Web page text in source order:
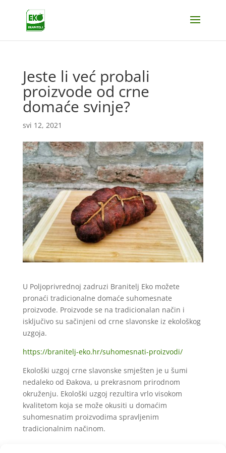
Jeste li već probali
proizvode od crne
domaće svinje?
svi 12, 2021
U Poljoprivrednoj zadruzi Branitelj Eko možete
pronaći tradicionalne domaće suhomesnate
proizvode. Proizvode se na tradicionalan način i
isključivo su sačinjeni od crne slavonske iz ekološkog
uzgoja.
https://branitelj-eko.hr/suhomesnati-proizvodi/
Ekološki uzgoj crne slavonske smješten je u šumi
nedaleko od Đakova, u prekrasnom prirodnom
okruženju. Ekološki uzgoj rezultira vrlo visokom
kvalitetom koja se može okusiti u domaćim
suhomesnatim proizvodima spravljenim
tradicionalnim načinom.